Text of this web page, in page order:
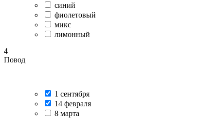
синий
фиолетовый
микс
лимонный
4
Повод
1 сентября
14 февраля
8 марта